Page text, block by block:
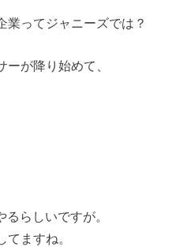
業ってジャニーズでは？
が降り始めて、
らしいですが。
ますね。